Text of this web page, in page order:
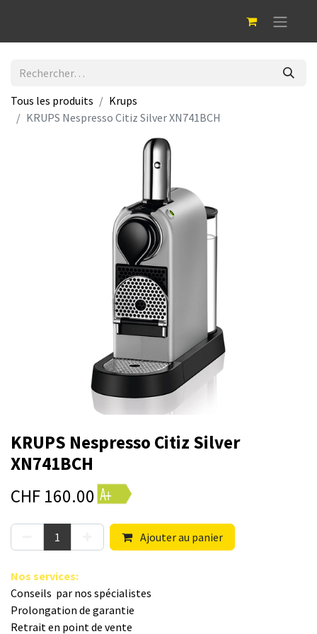
Tous les produits
Krups
KRUPS Nespresso Citiz Silver XN741BCH
KRUPS Nespresso Citiz Silver
XN741BCH
CHF 160.00
Ajouter au panier
Nos s​ervices:
Conseils par nos spé​cialistes
Prolongation de garantie
Retrait en point de vente